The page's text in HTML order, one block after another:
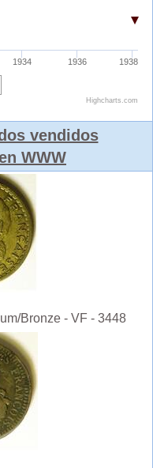
vendidos
WWW
Bronze - VF - 3448